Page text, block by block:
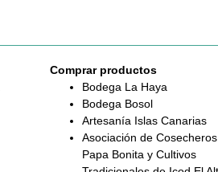
Comprar productos
Bodega La Haya
Bodega Bosol
Artesanía Islas Canarias
Asociación de
Papa Bonita y Cultivos